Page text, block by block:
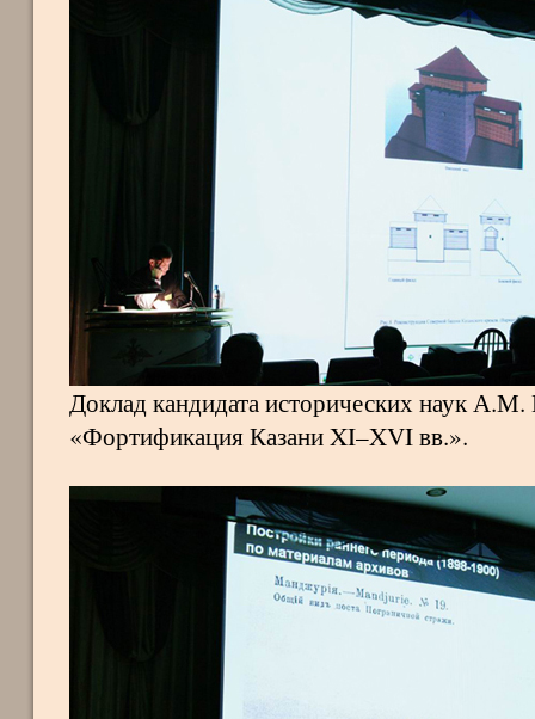
Доклад кандидата исторических наук А.М.
«Фортификация Казани XI–XVI вв.».